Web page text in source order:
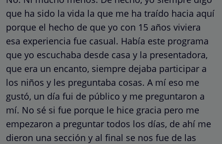
que ha sido la vida la que me ha traído hacia aquí
porque el hecho de que yo con 15 años viviera
esa experiencia fue casual. Había este programa
que yo escuchaba desde casa y la presentadora,
que era un encanto, siempre dejaba participar a
los niños y les preguntaba cosas. A mí eso me
gustó, un día fui de público y me preguntaron a
mí. No sé si fue porque le hice gracia pero me
empezaron a preguntar todos los días, de ahí me
dieron una sección y al final se nos fue de las